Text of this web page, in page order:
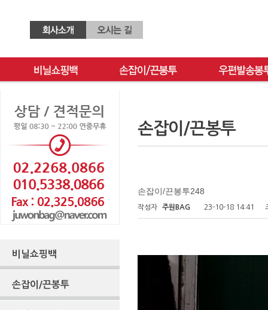
비닐쇼핑백
손잡이/끈봉투
손잡이/끈봉투
손잡이/끈봉투248
작성자 주원BAG 23-10-18 14:41